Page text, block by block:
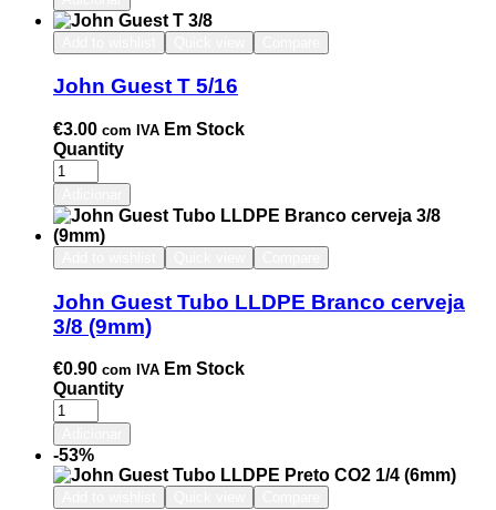
John Guest T 5/16
€3.00 com IVA Em Stock
Quantity
John Guest Tubo LLDPE Branco cerveja
3/8 (9mm)
€0.90 com IVA Em Stock
Quantity
-53%